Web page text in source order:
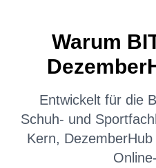
Warum
Entwickelt für die
Schuh- und
Kern,